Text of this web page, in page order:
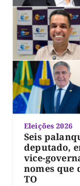
Eleições 2026
Seis
deputado,
vice-
nomes que
TO